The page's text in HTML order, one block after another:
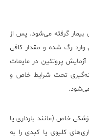
بیمار گرفته می‌شود. پس از
رگ شده و مقدار کافی
پروتئین در مایعات
تحت شرایط خاص و
خاص (مانند بارداری یا
کلیوی یا کبدی را به